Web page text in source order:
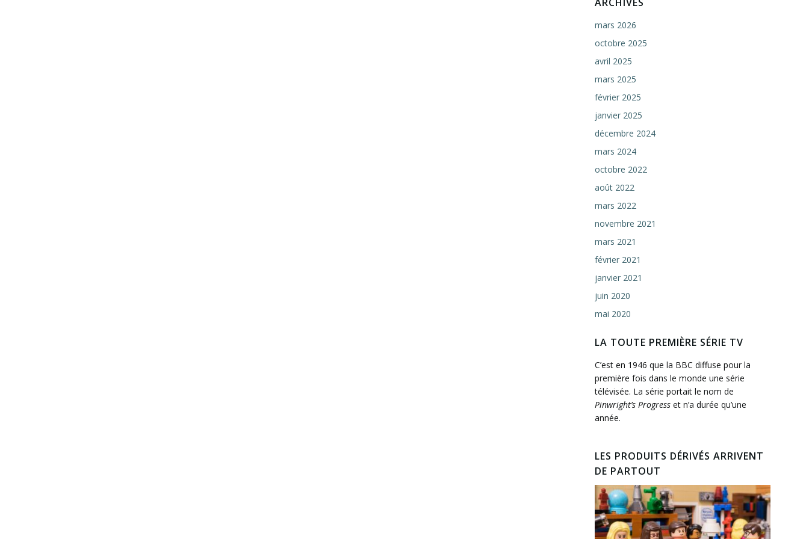
mars 2026
octobre 2025
avril 2025
mars 2025
février 2025
janvier 2025
décembre 2024
mars 2024
octobre 2022
août 2022
mars 2022
novembre 2021
mars 2021
février 2021
janvier 2021
juin 2020
mai 2020
LA TOUTE PREMIÈRE SÉRIE TV
C’est en 1946 que la BBC diffuse pour la
première fois dans le monde une série
télévisée. La série portait le nom de
Pinwright’s Progress et n’a durée qu’une
année.
LES PRODUITS DÉRIVÉS ARRIVENT
DE PARTOUT